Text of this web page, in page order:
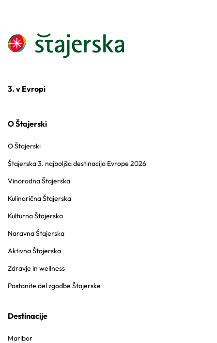
3. v Evropi
O Štajerski
O Štajerski
Štajerska 3. najboljša destinacija Evrope 2026
Vinorodna Štajerska
Kulinarična Štajerska
Kulturna Štajerska
Naravna Štajerska
Aktivna Štajerska
Zdravje in wellness
Postanite del zgodbe Štajerske
Destinacije
Maribor